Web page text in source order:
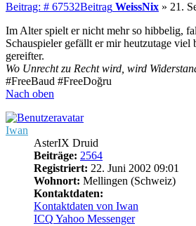
Beitrag: # 67532Beitrag WeissNix » 21.
Im Alter spielt er nicht mehr so hibbelig,
Schauspieler gefällt er mir heutzutage viel
gereifter.
Wo Unrecht zu Recht wird, wird
#FreeBaud #FreeDoğru
Nach oben
Iwan
AsterIX Druid
Beiträge: 2564
Registriert: 22. Juni 2002 09:01
Wohnort: Mellingen (Schweiz)
Kontaktdaten:
Kontaktdaten von Iwan
ICQ Yahoo Messenger